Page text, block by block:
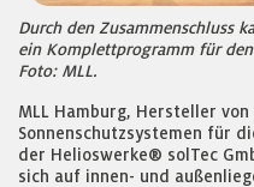
Durch den Zusammenschluss
ein Komplettprogramm für
Foto: MLL.
MLL Hamburg, Hersteller
Sonnenschutzsystemen für
der Helioswerke® solTec
sich auf innen- und